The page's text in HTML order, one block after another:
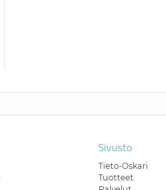
Sivusto
Tieto-Oskari
Tuotteet